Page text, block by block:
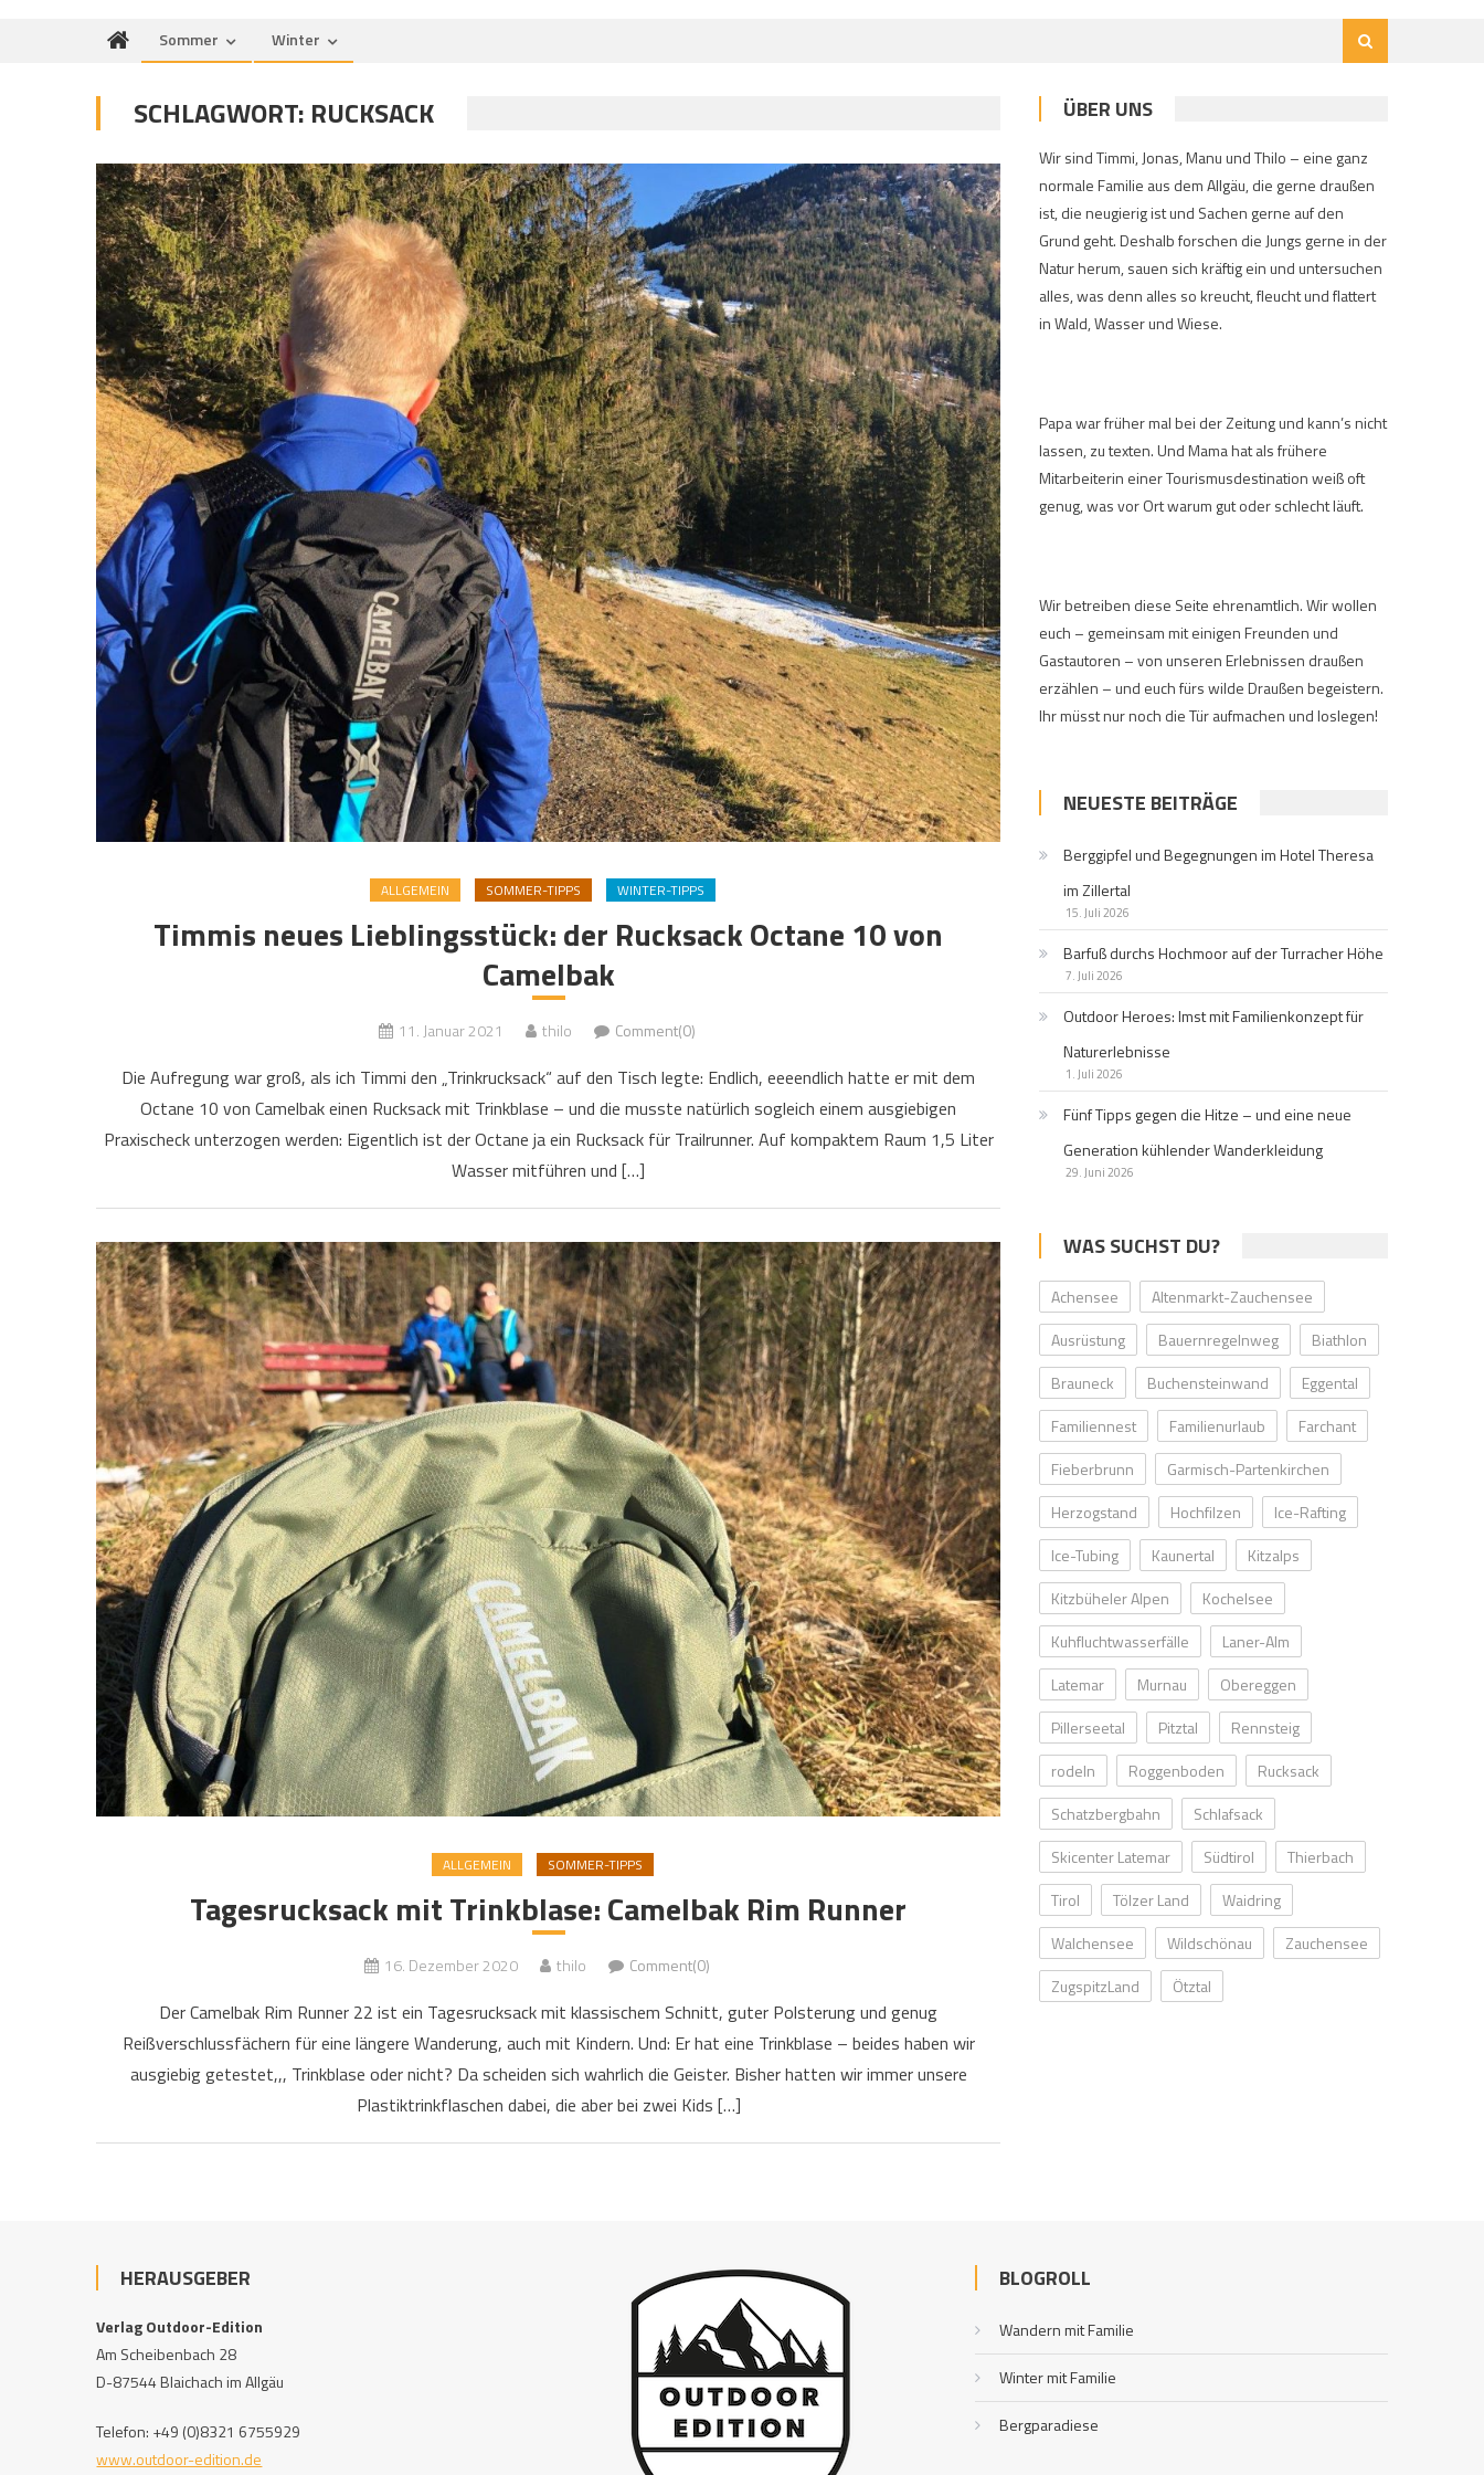
Sommer Winter
SCHLAGWORT: RUCKSACK
ALLGEMEIN SOMMER-TIPPS WINTER-TIPPS
Timmis neues Lieblingsstück: der Rucksack Octane 10 von
Camelbak
11. Januar 2021 thilo Comment(0)
Die Aufregung war groß, als ich Timmi den „Trinkrucksack“ auf den Tisch legte: Endlich, eeeendlich hatte er mit dem
Octane 10 von Camelbak einen Rucksack mit Trinkblase – und die musste natürlich sogleich einem ausgiebigen
Praxischeck unterzogen werden: Eigentlich ist der Octane ja ein Rucksack für Trailrunner. Auf kompaktem Raum 1,5 Liter
Wasser mitführen und […]
ALLGEMEIN SOMMER-TIPPS
Tagesrucksack mit Trinkblase: Camelbak Rim Runner
16. Dezember 2020 thilo Comment(0)
Der Camelbak Rim Runner 22 ist ein Tagesrucksack mit klassischem Schnitt, guter Polsterung und genug
Reißverschlussfächern für eine längere Wanderung, auch mit Kindern. Und: Er hat eine Trinkblase – beides haben wir
ausgiebig getestet,,, Trinkblase oder nicht? Da scheiden sich wahrlich die Geister. Bisher hatten wir immer unsere
Plastiktrinkflaschen dabei, die aber bei zwei Kids […]
ÜBER UNS
Wir sind Timmi, Jonas, Manu und Thilo – eine ganz
normale Familie aus dem Allgäu, die gerne draußen
ist, die neugierig ist und Sachen gerne auf den
Grund geht. Deshalb forschen die Jungs gerne in der
Natur herum, sauen sich kräftig ein und untersuchen
alles, was denn alles so kreucht, fleucht und flattert
in Wald, Wasser und Wiese.
Papa war früher mal bei der Zeitung und kann’s nicht
lassen, zu texten. Und Mama hat als frühere
Mitarbeiterin einer Tourismusdestination weiß oft
genug, was vor Ort warum gut oder schlecht läuft.
Wir betreiben diese Seite ehrenamtlich. Wir wollen
euch – gemeinsam mit einigen Freunden und
Gastautoren – von unseren Erlebnissen draußen
erzählen – und euch fürs wilde Draußen begeistern.
Ihr müsst nur noch die Tür aufmachen und loslegen!
NEUESTE BEITRÄGE
Berggipfel und Begegnungen im Hotel Theresa
im Zillertal
15. Juli 2026
Barfuß durchs Hochmoor auf der Turracher Höhe
7. Juli 2026
Outdoor Heroes: Imst mit Familienkonzept für
Naturerlebnisse
1. Juli 2026
Fünf Tipps gegen die Hitze – und eine neue
Generation kühlender Wanderkleidung
29. Juni 2026
WAS SUCHST DU?
Achensee
Altenmarkt-Zauchensee
Ausrüstung
Bauernregelnweg
Biathlon
Brauneck
Buchensteinwand
Eggental
Familiennest
Familienurlaub
Farchant
Fieberbrunn
Garmisch-Partenkirchen
Herzogstand
Hochfilzen
Ice-Rafting
Ice-Tubing
Kaunertal
Kitzalps
Kitzbüheler Alpen
Kochelsee
Kuhfluchtwasserfälle
Laner-Alm
Latemar
Murnau
Obereggen
Pillerseetal
Pitztal
Rennsteig
rodeln
Roggenboden
Rucksack
Schatzbergbahn
Schlafsack
Skicenter Latemar
Südtirol
Thierbach
Tirol
Tölzer Land
Waidring
Walchensee
Wildschönau
Zauchensee
ZugspitzLand
Ötztal
HERAUSGEBER
Verlag Outdoor-Edition
Am Scheibenbach 28
D-87544 Blaichach im Allgäu
Telefon: +49 (0)8321 6755929
www.outdoor-edition.de
BLOGROLL
Wandern mit Familie
Winter mit Familie
Bergparadiese